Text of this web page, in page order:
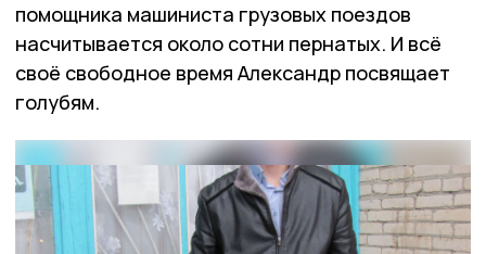
помощника машиниста грузовых поездов
насчитывается около сотни пернатых. И всё
своё свободное время Александр посвящает
голубям.